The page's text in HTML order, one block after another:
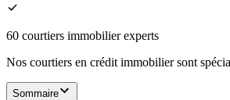
60 courtiers immobilier experts
Nos courtiers en crédit immobilier sont
Sommaire